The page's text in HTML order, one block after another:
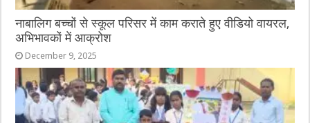
नाबालिग बच्चों से स्कूल परिसर में काम कराते हुए वीडियो वायरल,
अभिभावकों में आक्रोश
December 9, 2025